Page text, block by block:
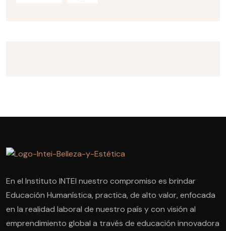
En el Instituto INTEI nuestro compromiso es brindar
Educación Humanística, practica, de alto valor, enfocada
en la realidad laboral de nuestro país y con visión al
emprendimiento global a través de educación innovadora